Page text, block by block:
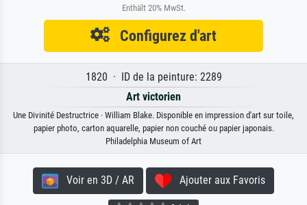
Enthält 20% MwSt.
Configurez d'art
1820 · ID de la peinture: 2289
Art victorien
Une Divinité Destructrice · William Blake. Disponible en impression d'art sur toile,
papier photo, carton aquarelle, papier non couché ou papier japonais.
Philadelphia Museum of Art
Voir en 3D / AR Ajouter aux Favoris